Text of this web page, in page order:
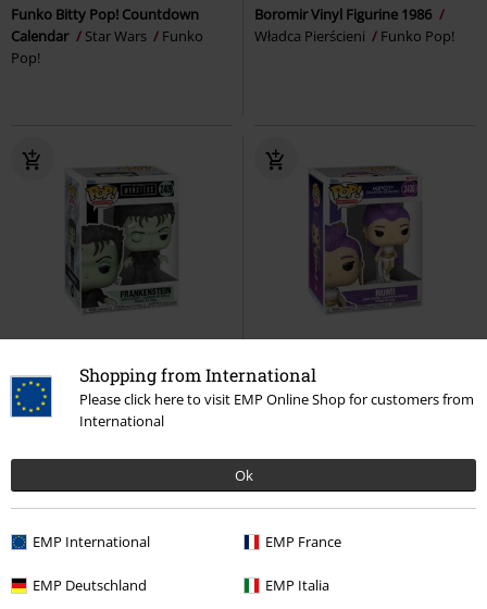
Shopping from International
Please click here to visit EMP Online Shop for customers from
International
Ok
EMP International EMP France
EMP Deutschland EMP Italia
Funko Bitty Pop! Countdown
Calendar
Star Wars
Funko
Pop!
Boromir Vinyl Figurine 1986
Władca Pierścieni
Funko Pop!
69.90 zł
Frankenstein Vinyl Figurine 2409
69.90 zł